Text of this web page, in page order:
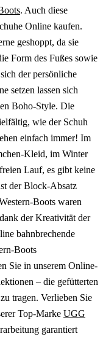
. Auch diese
Online kaufen.
geshoppt, da sie
Form des Fußes sowie
der persönliche
setzen lassen sich
Boho-Style. Die
wie der Schuh
einfach immer! Im
Kleid, im Winter
Lauf, es gibt keine
der Block-Absatz
Boots waren
der Kreativität der
bahnbrechende
Boots
Sie in unserem Online-
– die gefütterten
tragen. Verlieben Sie
Top-Marke UGG
garantiert